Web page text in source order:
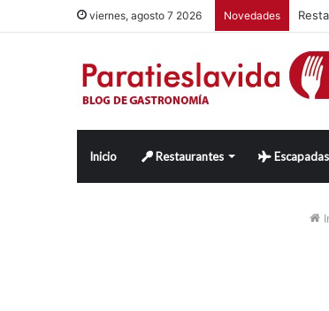
viernes, agosto 7 2026 Novedades
Inicio Restaurantes